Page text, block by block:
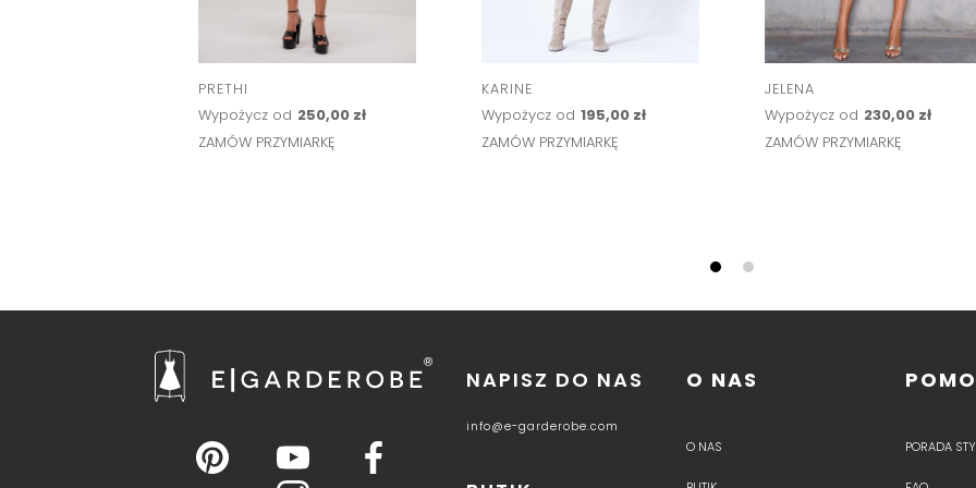
PRETHI
Wypożycz od 250,00 zł
ZAMÓW PRZYMIARKĘ
KARINE
Wypożycz od 195,00 zł
ZAMÓW PRZYMIARKĘ
JELENA
Wypożycz od 230,00 zł
ZAMÓW PRZYMIARKĘ
NAPISZ DO NAS
info@e-garderobe.com
O NAS
O NAS PORADA